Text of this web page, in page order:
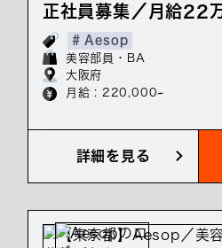
正社員募集／月給22
# Aesop
美容部員・BA
大阪府
月給 : 220,000~
詳細を見る